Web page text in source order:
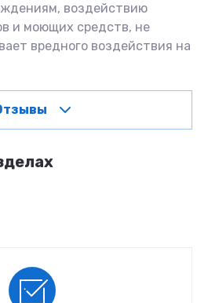
воздействию
и моющих средств, не
вредного воздействия на